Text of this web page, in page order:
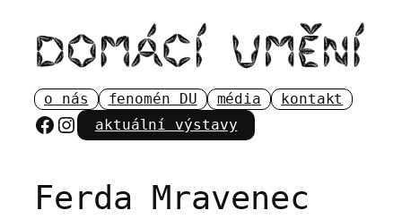
obsah
o nás fenomén DU média kontakt
Facebook
Instagram
aktuální výstavy
Ferda Mravenec